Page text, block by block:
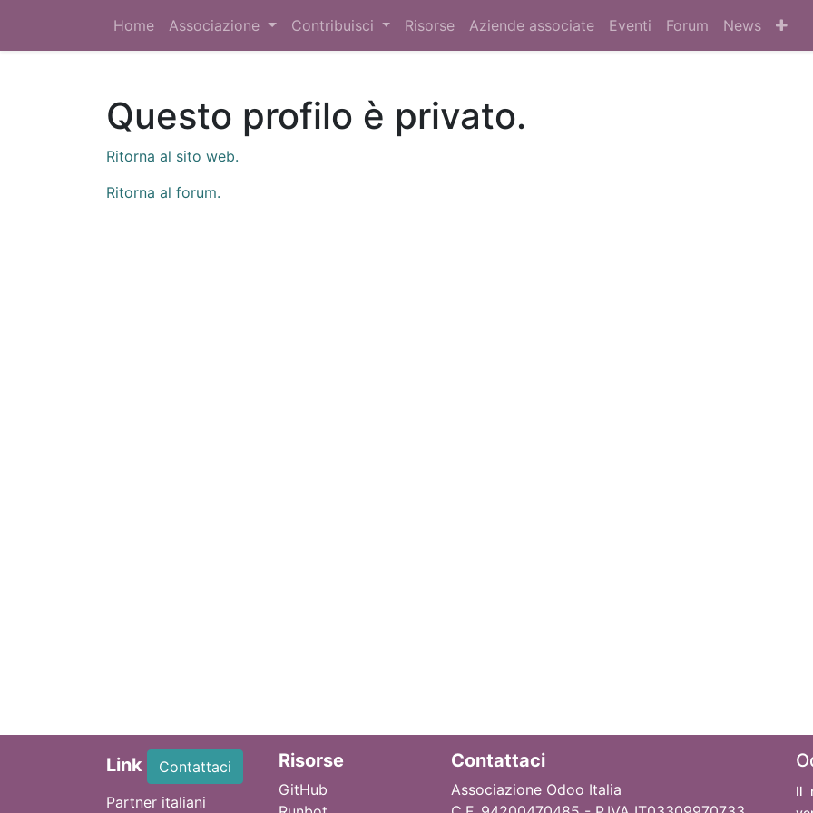
Home Associazione Contribuisci Risorse Aziende associate Eventi Forum News
Questo profilo è privato.
Ritorna al sito web.
Ritorna al forum.
Link
Contattaci
Partner italiani
Risorse
GitHub
Contattaci
Associazione Odoo Italia
Il